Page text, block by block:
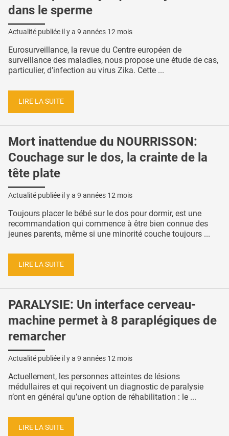
dans le sperme
Actualité publiée il y a 9 années 12 mois
Eurosurveillance, la revue du Centre européen de
surveillance des maladies, nous propose une étude de cas,
particulier, d’infection au virus Zika. Cette ...
LIRE LA SUITE
Mort inattendue du NOURRISSON:
Couchage sur le dos, la crainte de la
tête plate
Actualité publiée il y a 9 années 12 mois
Toujours placer le bébé sur le dos pour dormir, est une
recommandation qui commence à être bien connue des
jeunes parents, même si une minorité couche toujours ...
LIRE LA SUITE
PARALYSIE: Un interface cerveau-
machine permet à 8 paraplégiques de
remarcher
Actualité publiée il y a 9 années 12 mois
Actuellement, les personnes atteintes de lésions
médullaires et qui reçoivent un diagnostic de paralysie
n’ont en général qu’une option de réhabilitation : le ...
LIRE LA SUITE